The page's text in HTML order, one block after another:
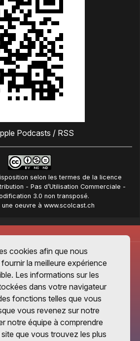
Podcasts / RSS
selon les termes de la licence
- Pas d’Utilisation Commerciale -
3.0 non transposé.
oeuvre à www.scolcast.ch
cookies afin que nous
la meilleure expérience
Les informations sur les
dans votre navigateur
fonctions telles que vous
vous revenez sur notre
notre équipe à comprendre
que vous trouvez les plus